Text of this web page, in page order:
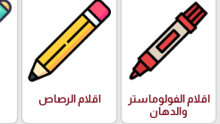
اقلام الفولوماستر
والدهان
اقلام الرصاص